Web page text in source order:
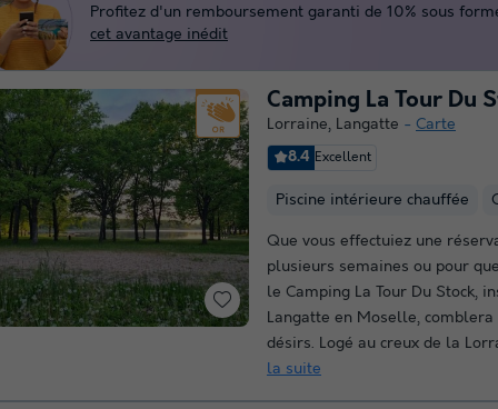
Camping La Tour Du
Lorraine, Langatte
Carte
8.4 Excellent
Piscine intérieure chauffée
Que vous effectuiez une
plusieurs semaines ou pour
le Camping La Tour Du Stock,
Langatte en Moselle, comblera
désirs. Logé au creux de la
la suite
Profitez d'un remboursement garanti de 10% sous
cet avantage inédit